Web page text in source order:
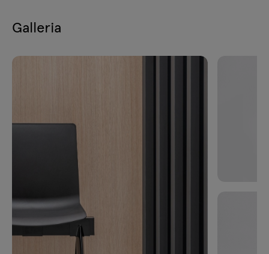
Galleria